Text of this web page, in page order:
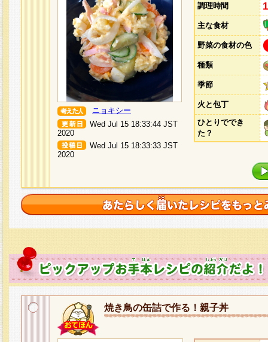
ニョキシー
Wed Jul 15 18:33:44 JST
2020
Wed Jul 15 18:33:33 JST
2020
調理時間
主な食材
野菜の食材の色
種類
季節
火と包丁
ひとりででき
た？
焼き鳥の缶詰で作る！親子丼